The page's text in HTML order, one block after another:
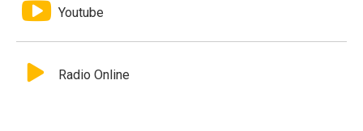
Youtube
Radio Online